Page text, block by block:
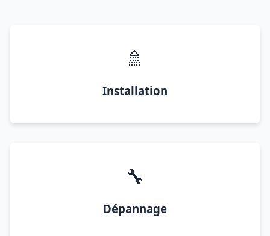
🚿
Installation
🔧
Dépannage